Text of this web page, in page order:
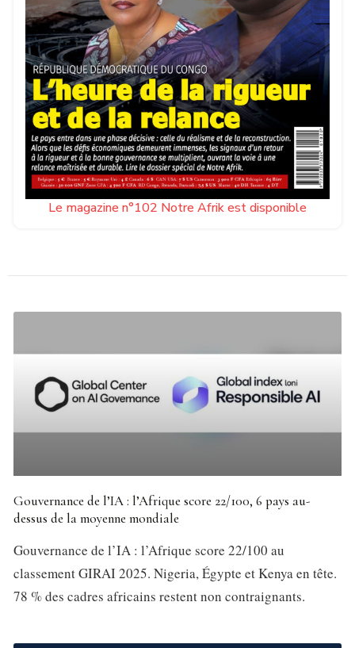
Le magazine n°102 Notre Afrik est disponible
Gouvernance de l’IA : l’Afrique score 22/100, 6 pays au-
dessus de la moyenne mondiale
Gouvernance de l’IA : l’Afrique score 22/100 au
classement GIRAI 2025. Nigeria, Égypte et Kenya en tête.
78 % des cadres africains restent non contraignants.